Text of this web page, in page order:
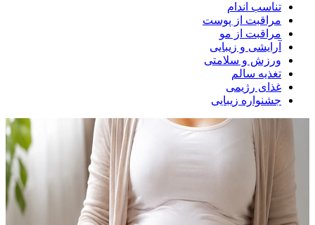
تناسب اندام
مراقبت از پوست
مراقبت از مو
آرایشی و زیبایی
ورزش و سلامتی
تغذیه سالم
غذای رژیمی
جشنواره زیبایی